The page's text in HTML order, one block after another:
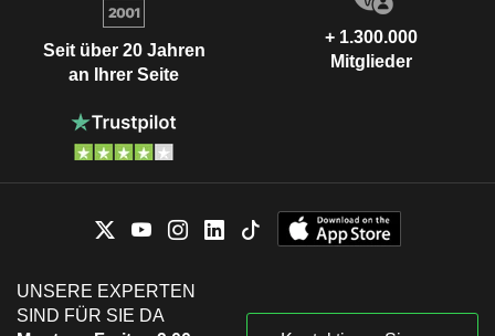
Seit über 20 Jahren
an Ihrer Seite
+ 1.300.000
Mitglieder
UNSERE EXPERTEN
SIND FÜR SIE DA